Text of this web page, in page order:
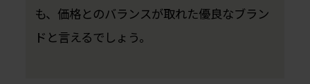
も、価格とのバランスが取れた優良なブラン
ドと言えるでしょう。